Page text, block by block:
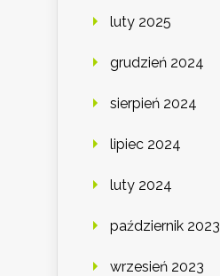
luty 2025
grudzień 2024
sierpień 2024
lipiec 2024
luty 2024
październik 2023
wrzesień 2023